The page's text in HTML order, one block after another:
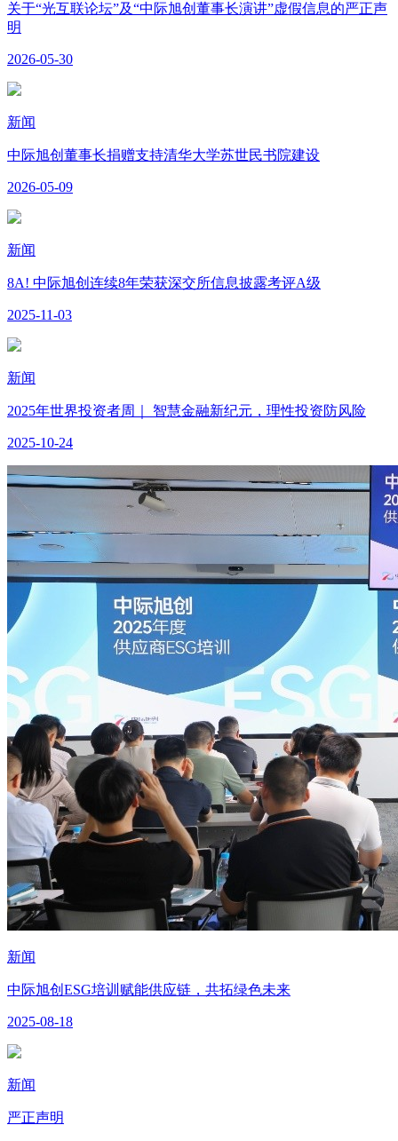
关于“光互联论坛”及“中际旭创董事长演讲”虚假信息的严正声
明
2026-05-30
新闻
中际旭创董事长捐赠支持清华大学苏世民书院建设
2026-05-09
新闻
8A! 中际旭创连续8年荣获深交所信息披露考评A级
2025-11-03
新闻
2025年世界投资者周｜ 智慧金融新纪元，理性投资防风险
2025-10-24
新闻
中际旭创ESG培训赋能供应链，共拓绿色未来
2025-08-18
新闻
严正声明